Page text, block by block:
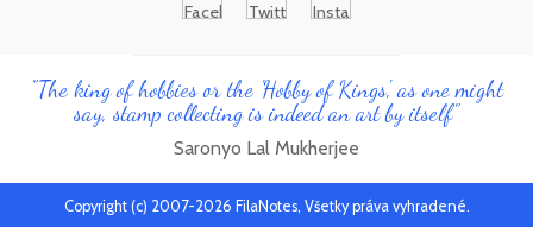
"The king of hobbies or the 'Hobby of Kings', as one might
say, stamp collecting is indeed an art by itself"
Saronyo Lal Mukherjee
Copyright (c) 2007-2026 FilaNotes, Všetky práva vyhradené.